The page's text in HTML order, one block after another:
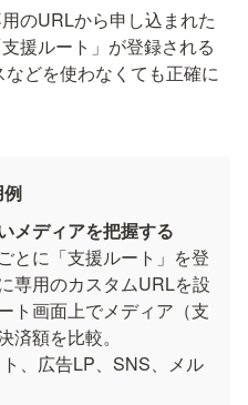
のURLから申し込まれた
援ルート」が登録される
どを使わなくても正確に
例
メディアを把握する
とに「支援ルート」を登
専用のカスタムURLを設
ト画面上でメディア（支
済額を比較。
、広告LP、SNS、メル